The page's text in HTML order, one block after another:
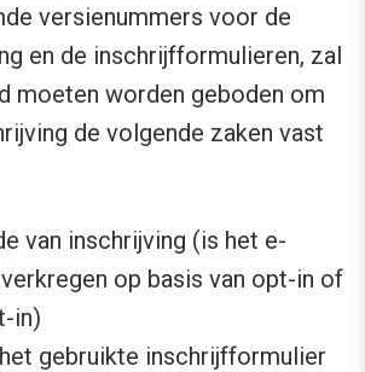
versienummers voor de
en de inschrijfformulieren, zal
moeten worden geboden om
de volgende zaken vast
van inschrijving (is het e-
op basis van opt-in of
in)
gebruikte inschrijfformulier